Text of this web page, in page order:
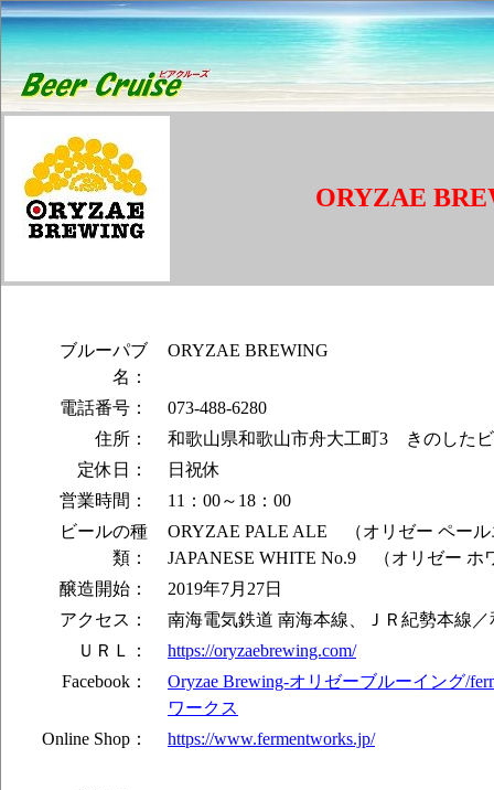
ORYZAE
ブルーパブ
名：
ORYZAE BREWING
電話番号：
073-488-6280
住所：
和歌山県和歌山市舟大工町3 きのした
定休日：
日祝休
営業時間：
11：00～18：00
ビールの種
類：
ORYZAE PALE ALE （オリゼー ペール
JAPANESE WHITE No.9 （オリゼー ホ
醸造開始：
2019年7月27日
アクセス：
南海電気鉄道 南海本線、ＪＲ紀勢本線
ＵＲＬ：
https://oryzaebrewing.com/
Facebook：
Oryzae Brewing-オリゼーブルーイング/
ワークス
Online Shop：
https://www.fermentworks.jp/